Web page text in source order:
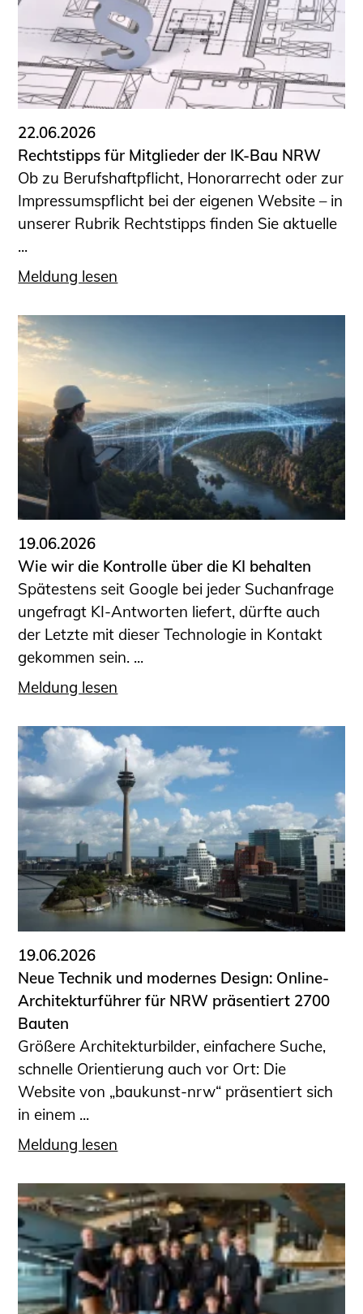
22.06.2026
Rechtstipps für Mitglieder der IK-Bau NRW
Ob zu Berufshaftpflicht, Honorarrecht oder zur
Impressumspflicht bei der eigenen Website – in
unserer Rubrik Rechtstipps finden Sie aktuelle
...
Meldung lesen
19.06.2026
Wie wir die Kontrolle über die KI behalten
Spätestens seit Google bei jeder Suchanfrage
ungefragt KI-Antworten liefert, dürfte auch
der Letzte mit dieser Technologie in Kontakt
gekommen sein. ...
Meldung lesen
19.06.2026
Neue Technik und modernes Design: Online-
Architekturführer für NRW präsentiert 2700
Bauten
Größere Architekturbilder, einfachere Suche,
schnelle Orientierung auch vor Ort: Die
Website von „baukunst-nrw“ präsentiert sich
in einem ...
Meldung lesen